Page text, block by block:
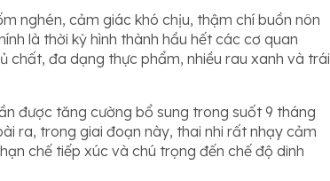
nghén, cảm giác khó chịu, thậm chí buồn nôn
là thời kỳ hình thành hầu hết các cơ quan
chất, đa dạng thực phẩm, nhiều rau xanh và trái
được tăng cường bổ sung trong suốt 9 tháng
ra, trong giai đoạn này, thai nhi rất nhạy cảm
chế tiếp xúc và chú trọng đến chế độ dinh